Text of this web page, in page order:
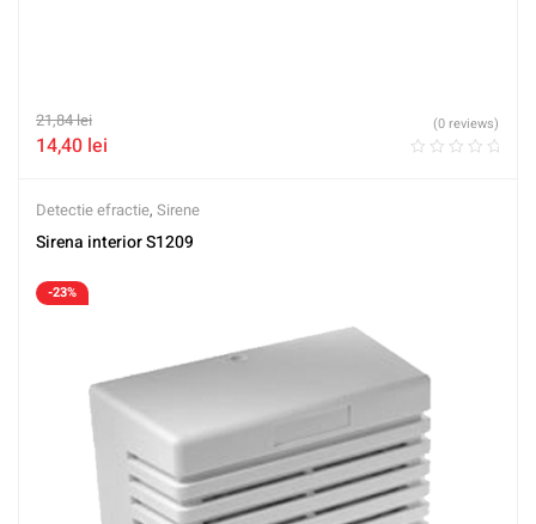
21,84lei
14,40 lei
(0 reviews)
Detectie efractie, Sirene
Sirena interior S1209
-23%